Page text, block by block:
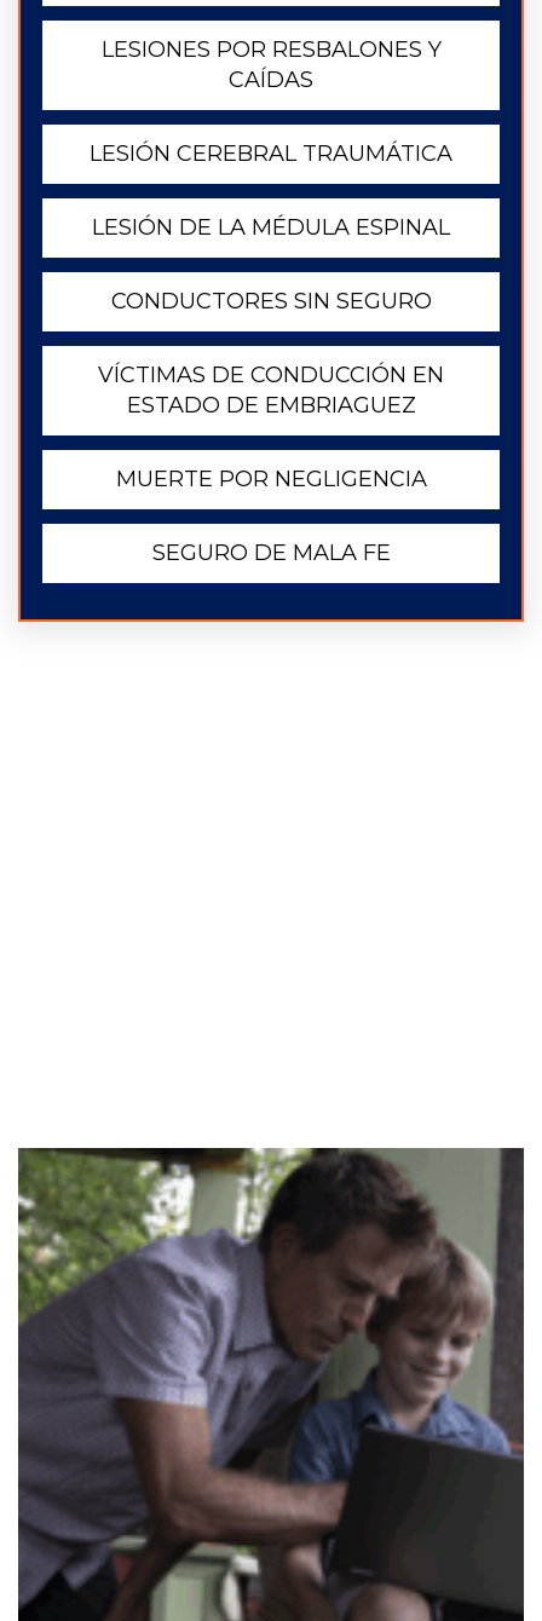
LESIONES POR RESBALONES Y
CAÍDAS
LESIÓN CEREBRAL TRAUMÁTICA
LESIÓN DE LA MÉDULA ESPINAL
CONDUCTORES SIN SEGURO
VÍCTIMAS DE CONDUCCIÓN EN
ESTADO DE EMBRIAGUEZ
MUERTE POR NEGLIGENCIA
SEGURO DE MALA FE